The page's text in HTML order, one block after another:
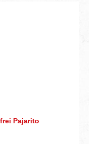
Pajarito